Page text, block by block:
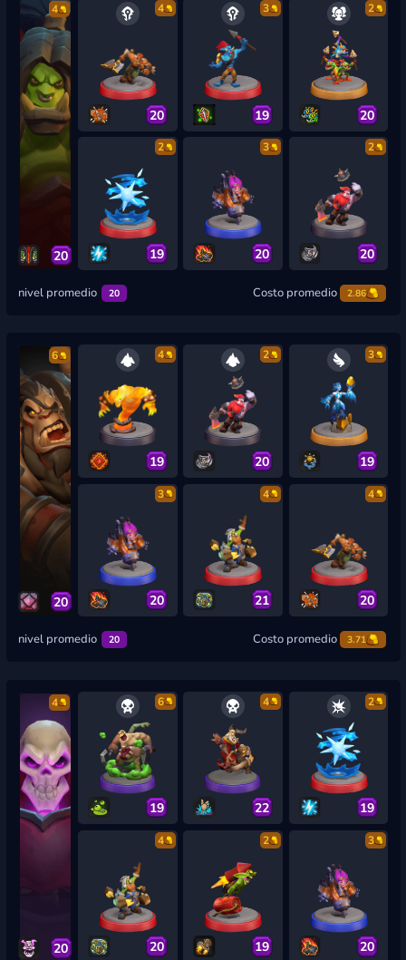
4
20
4
20
3
19
2
20
2
19
3
20
2
20
nivel promedio 20 Costo promedio 2.86
6
20
4
19
2
20
3
19
3
20
4
21
4
20
nivel promedio 20 Costo promedio 3.71
4
20
6
19
4
22
2
19
4
20
2
19
3
20